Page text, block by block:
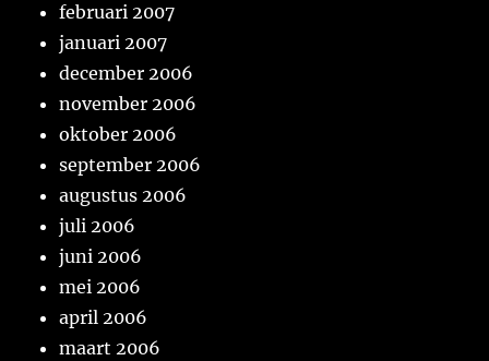
februari 2007
januari 2007
december 2006
november 2006
oktober 2006
september 2006
augustus 2006
juli 2006
juni 2006
mei 2006
april 2006
maart 2006